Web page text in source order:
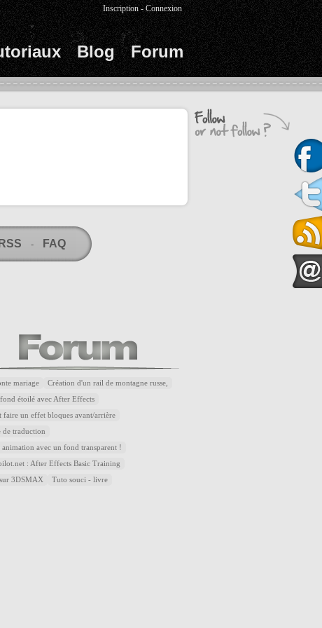
Blog Forum
Inscription -Connexion
- FAQ
mariage Création d'un rail de montagne russe,
étoilé avec After Effects
faire un effet bloques avant/arrière
de traduction
animation avec un fond transparent !
: After Effects Basic Training
3DSMAX Tuto souci - livre